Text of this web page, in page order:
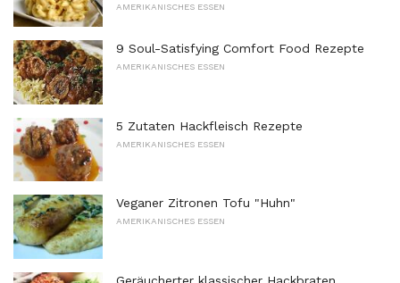
AMERIKANISCHES ESSEN
9 Soul-Satisfying Comfort Food Rezepte
AMERIKANISCHES ESSEN
5 Zutaten Hackfleisch Rezepte
AMERIKANISCHES ESSEN
Veganer Zitronen Tofu "Huhn"
AMERIKANISCHES ESSEN